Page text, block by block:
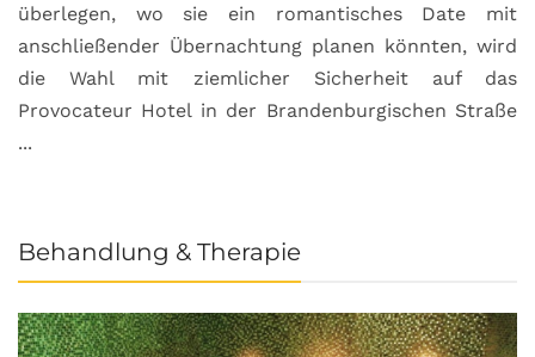
überlegen, wo sie ein romantisches Date mit
anschließender Übernachtung planen könnten, wird
die Wahl mit ziemlicher Sicherheit auf das
Provocateur Hotel in der Brandenburgischen Straße
...
Behandlung & Therapie